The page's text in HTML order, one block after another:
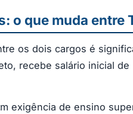
o que muda entre
os dois cargos é
recebe salário inicial
exigência de ensino